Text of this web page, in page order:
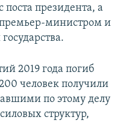
поста президента, а
министром и
2019 года погиб
человек получили
по этому делу
структур,